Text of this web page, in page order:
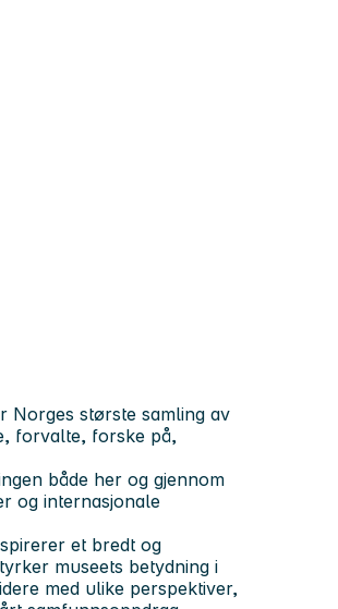
Norges største samling av
forvalte, forske på,
både her og gjennom
og internasjonale
et bredt og
museets betydning i
med ulike perspektiver,